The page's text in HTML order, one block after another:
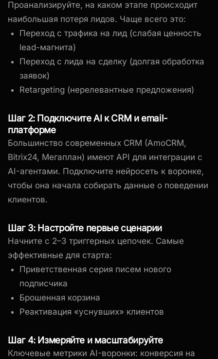
Проанализируйте, на каком этапе происходит
наибольшая потеря лидов. Чаще всего это:
Переход с трафика на лид (слабая ценность
lead-магнита)
Переход с лида на сделку (долгая обработка
заявок)
Retargeting (нерелевантные предложения)
Шаг 2: Подключите AI к CRM и email-
платформе
Большинство современных CRM (AmoCRM,
Bitrix24, Мегаплан) имеют API для интеграции с
AI-агентами. Подключите нейросеть к воронке,
чтобы она начала собирать данные о поведении
клиентов.
Шаг 3: Настройте первые сценарии
Начните с 2–3 триггерных цепочек. Самые
эффективные для старта:
Приветственная серия писем нового
подписчика
Брошенная корзина
Реактивация «уснувших» клиентов
Шаг 4: Измеряйте и масштабируйте
Ключевые метрики AI-воронки: конверсия на